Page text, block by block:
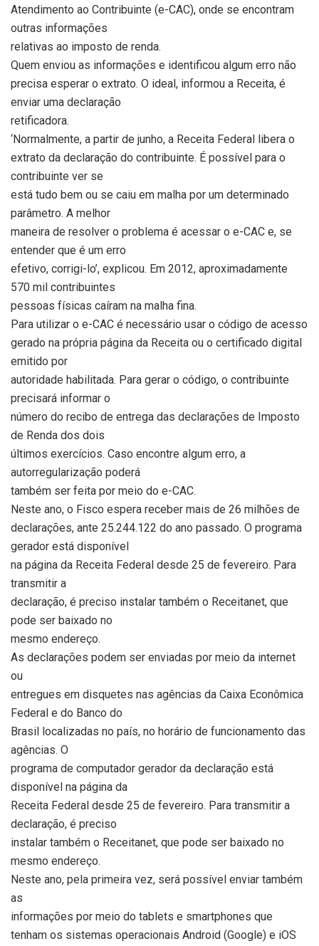
Atendimento ao Contribuinte (e-CAC), onde se encontram
outras informações
relativas ao imposto de renda.
Quem enviou as informações e identificou algum erro não
precisa esperar o extrato. O ideal, informou a Receita, é
enviar uma declaração
retificadora.
‘Normalmente, a partir de junho, a Receita Federal libera o
extrato da declaração do contribuinte. É possível para o
contribuinte ver se
está tudo bem ou se caiu em malha por um determinado
parâmetro. A melhor
maneira de resolver o problema é acessar o e-CAC e, se
entender que é um erro
efetivo, corrigi-lo’, explicou. Em 2012, aproximadamente
570 mil contribuintes
pessoas físicas caíram na malha fina.
Para utilizar o e-CAC é necessário usar o código de acesso
gerado na própria página da Receita ou o certificado digital
emitido por
autoridade habilitada. Para gerar o código, o contribuinte
precisará informar o
número do recibo de entrega das declarações de Imposto
de Renda dos dois
últimos exercícios. Caso encontre algum erro, a
autorregularização poderá
também ser feita por meio do e-CAC.
Neste ano, o Fisco espera receber mais de 26 milhões de
declarações, ante 25.244.122 do ano passado. O programa
gerador está disponível
na página da Receita Federal desde 25 de fevereiro. Para
transmitir a
declaração, é preciso instalar também o Receitanet, que
pode ser baixado no
mesmo endereço.
As declarações podem ser enviadas por meio da internet
ou
entregues em disquetes nas agências da Caixa Econômica
Federal e do Banco do
Brasil localizadas no país, no horário de funcionamento das
agências. O
programa de computador gerador da declaração está
disponível na página da
Receita Federal desde 25 de fevereiro. Para transmitir a
declaração, é preciso
instalar também o Receitanet, que pode ser baixado no
mesmo endereço.
Neste ano, pela primeira vez, será possível enviar também
as
informações por meio do tablets e smartphones que
tenham os sistemas operacionais Android (Google) e iOS